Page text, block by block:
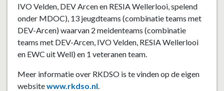
IVO Velden, DEV Arcen en RESIA Wellerlooi, spelend
onder MDOC), 13 jeugdteams (combinatie teams met
DEV-Arcen) waarvan 2 meidenteams (combinatie
teams met DEV-Arcen, IVO Velden, RESIA Wellerlooi
en EWC uit Well) en 1 veteranen team.
Meer informatie over RKDSO is te vinden op de eigen
websitewww.rkdso.nl.